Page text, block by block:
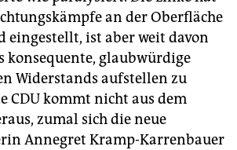
an der Oberfläche
eingestellt, ist aber weit davon
konsequente, glaubwürdige
Widerstands aufstellen zu
CDU kommt nicht aus dem
zumal sich die neue
Annegret Kramp-Karrenbauer